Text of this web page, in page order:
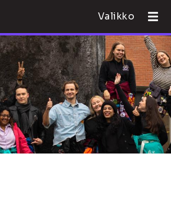
Valikko